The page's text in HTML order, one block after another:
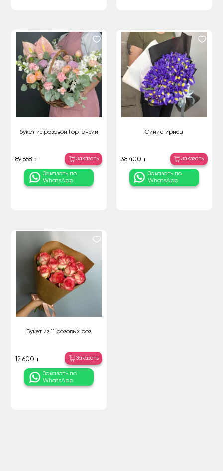
букет из розовой Гортензии
89 658 ₸ Заказать
Заказать по
WhatsApp
Синие ирисы
38 400 ₸ Заказать
Заказать по
WhatsApp
Букет из 11 розовых роз
12 600 ₸ Заказать
Заказать по
WhatsApp